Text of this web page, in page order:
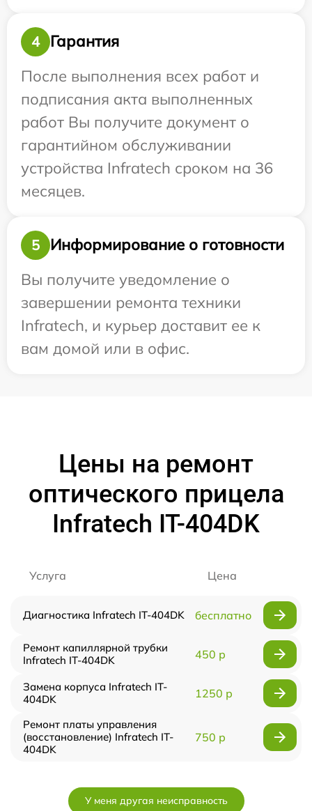
4
Гарантия
После выполнения всех работ и
подписания акта выполненных
работ Вы получите документ о
гарантийном обслуживании
устройства Infratech сроком на 36
месяцев.
5
Информирование о готовности
Вы получите уведомление о
завершении ремонта техники
Infratech, и курьер доставит ее к
вам домой или в офис.
Цены на ремонт
оптического прицела
Infratech IT-404DK
Услуга Цена
Диагностика Infratech IT-404DK бесплатно
Ремонт капиллярной трубки
Infratech IT-404DK
450 р
Замена корпуса Infratech IT-
404DK
1250 р
Ремонт платы управления
(восстановление) Infratech IT-
404DK
750 р
У меня другая неисправность